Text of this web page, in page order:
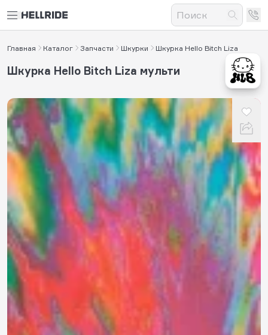
Главная Каталог Запчасти Шкурки Шкурка Hello Bitch Liza
Шкурка Hello Bitch Liza мульти